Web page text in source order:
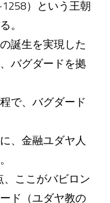
）という王朝
。
誕生を実現した
バグダードを拠
で、バグダード
、金融ユダヤ人
ここがバビロン
ド（ユダヤ教の